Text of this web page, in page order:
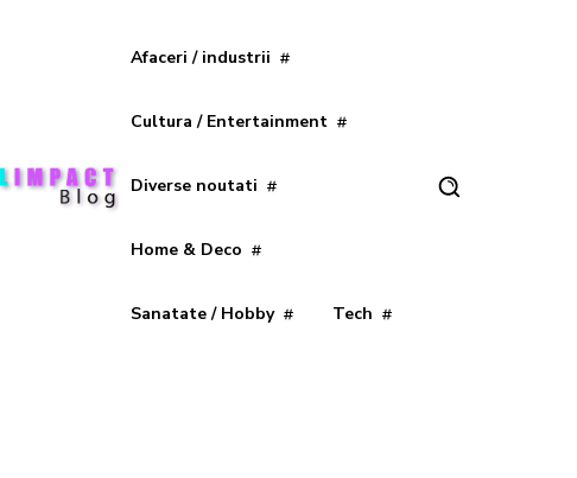
Afaceri / industrii
Cultura / Entertainment
Diverse noutati
Home & Deco
Sanatate / Hobby Tech